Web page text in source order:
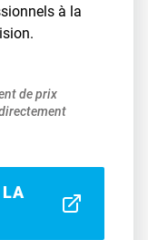
à la
de prix
LA